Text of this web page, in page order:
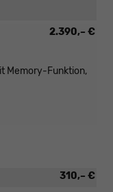
2.390,– €
Memory-Funktion,
310,– €